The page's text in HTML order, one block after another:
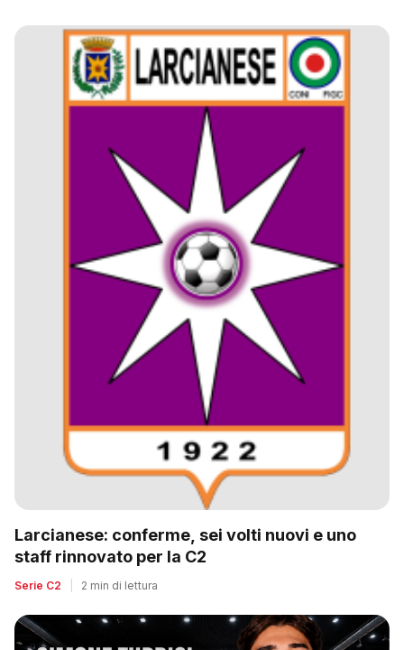
Larcianese: conferme, sei volti nuovi e uno
staff rinnovato per la C2
Serie C2 2 min di lettura